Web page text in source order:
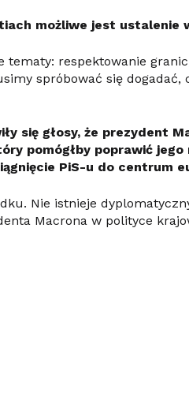
możliwe jest ustalenie
tematy: respektowanie
spróbować się
się głosy, że prezydent
pomógłby poprawić
PiS-u do centrum
Nie istnieje
Macrona w polityce